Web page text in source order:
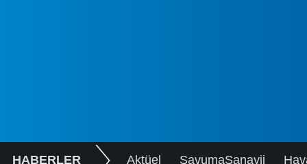
HABERLER Aktüel SavumaSanayii